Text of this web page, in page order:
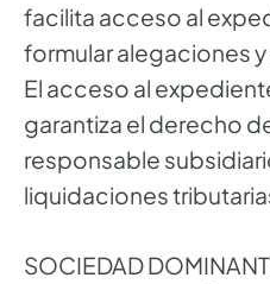
facilita acceso al
formular alegaciones
El acceso al
garantiza el derecho
responsable
liquidaciones
SOCIEDAD